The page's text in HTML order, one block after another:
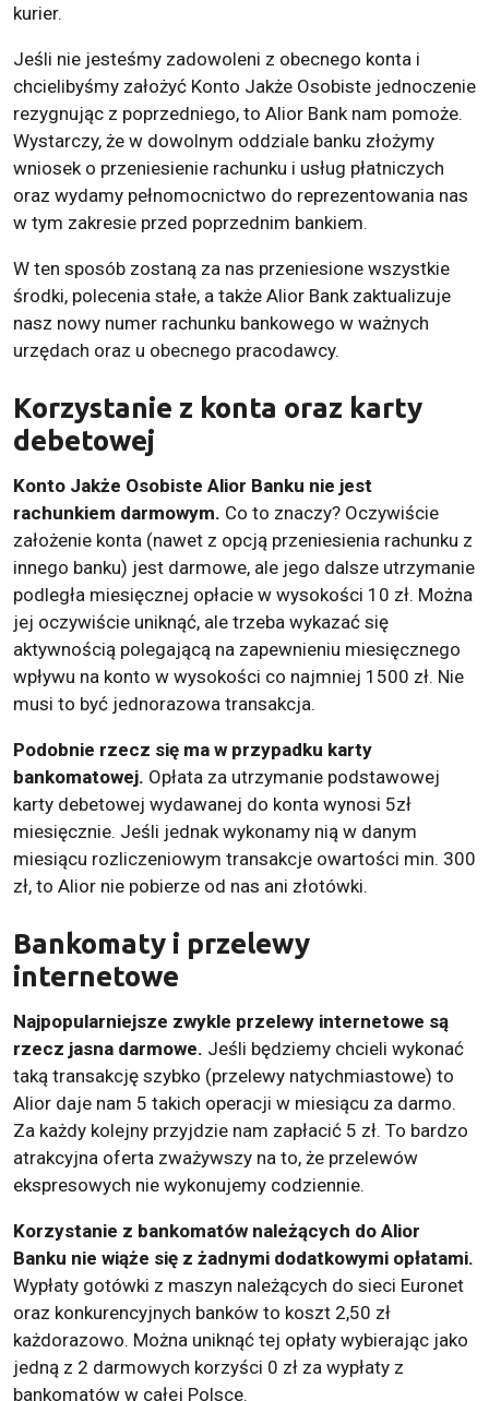
kurier.
Jeśli nie jesteśmy zadowoleni z obecnego konta i
chcielibyśmy założyć Konto Jakże Osobiste jednoczenie
rezygnując z poprzedniego, to Alior Bank nam pomoże.
Wystarczy, że w dowolnym oddziale banku złożymy
wniosek o przeniesienie rachunku i usług płatniczych
oraz wydamy pełnomocnictwo do reprezentowania nas
w tym zakresie przed poprzednim bankiem.
W ten sposób zostaną za nas przeniesione wszystkie
środki, polecenia stałe, a także Alior Bank zaktualizuje
nasz nowy numer rachunku bankowego w ważnych
urzędach oraz u obecnego pracodawcy.
Korzystanie z konta oraz karty
debetowej
Konto Jakże Osobiste Alior Banku nie jest
rachunkiem darmowym. Co to znaczy? Oczywiście
założenie konta (nawet z opcją przeniesienia rachunku z
innego banku) jest darmowe, ale jego dalsze utrzymanie
podległa miesięcznej opłacie w wysokości 10 zł. Można
jej oczywiście uniknąć, ale trzeba wykazać się
aktywnością polegającą na zapewnieniu miesięcznego
wpływu na konto w wysokości co najmniej 1500 zł. Nie
musi to być jednorazowa transakcja.
Podobnie rzecz się ma w przypadku karty
bankomatowej. Opłata za utrzymanie podstawowej
karty debetowej wydawanej do konta wynosi 5zł
miesięcznie. Jeśli jednak wykonamy nią w danym
miesiącu rozliczeniowym transakcje owartości min. 300
zł, to Alior nie pobierze od nas ani złotówki.
Bankomaty i przelewy
internetowe
Najpopularniejsze zwykle przelewy internetowe są
rzecz jasna darmowe. Jeśli będziemy chcieli wykonać
taką transakcję szybko (przelewy natychmiastowe) to
Alior daje nam 5 takich operacji w miesiącu za darmo.
Za każdy kolejny przyjdzie nam zapłacić 5 zł. To bardzo
atrakcyjna oferta zważywszy na to, że przelewów
ekspresowych nie wykonujemy codziennie.
Korzystanie z bankomatów należących do Alior
Banku nie wiąże się z żadnymi dodatkowymi opłatami.
Wypłaty gotówki z maszyn należących do sieci Euronet
oraz konkurencyjnych banków to koszt 2,50 zł
każdorazowo. Można uniknąć tej opłaty wybierając jako
jedną z 2 darmowych korzyści 0 zł za wypłaty z
bankomatów w całej Polsce.